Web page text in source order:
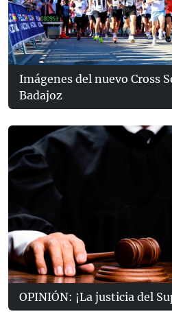
Imágenes del nuevo Cross
Badajoz
OPINIÓN: ¡La justicia del